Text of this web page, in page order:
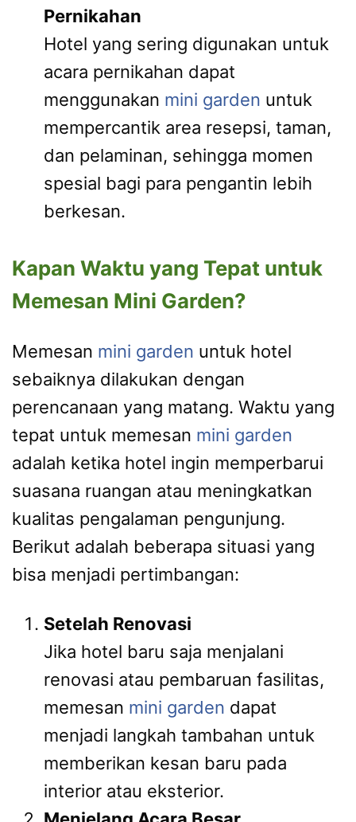
Pernikahan
Hotel yang sering digunakan untuk
acara pernikahan dapat
menggunakan mini garden untuk
mempercantik area resepsi, taman,
dan pelaminan, sehingga momen
spesial bagi para pengantin lebih
berkesan.
Kapan Waktu yang Tepat untuk
Memesan Mini Garden?
Memesan mini garden untuk hotel
sebaiknya dilakukan dengan
perencanaan yang matang. Waktu yang
tepat untuk memesan mini garden
adalah ketika hotel ingin memperbarui
suasana ruangan atau meningkatkan
kualitas pengalaman pengunjung.
Berikut adalah beberapa situasi yang
bisa menjadi pertimbangan:
Setelah Renovasi
Jika hotel baru saja menjalani
renovasi atau pembaruan fasilitas,
memesan mini garden dapat
menjadi langkah tambahan untuk
memberikan kesan baru pada
interior atau eksterior.